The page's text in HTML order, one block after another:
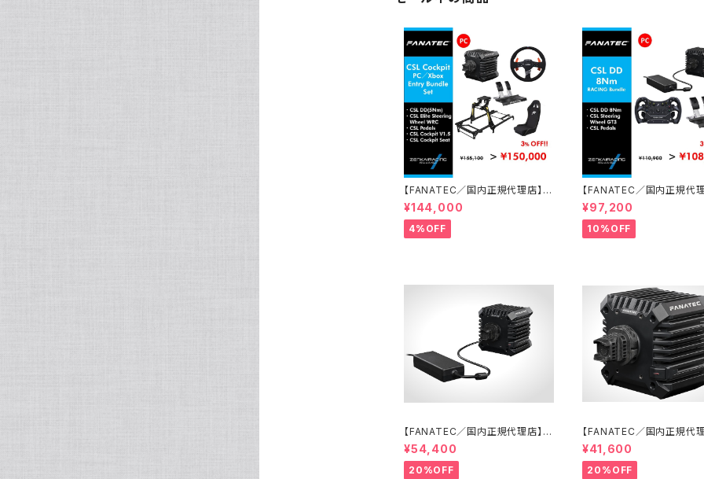
【FANATEC／国内正規代理店】C
SL Cockpit PC／Xboxエントリ
ーバンドルセット
¥144,000
4%OFF
【FANATEC／国内正規代
SL DD 8 Nmオリジナルレ
グバンドルセット
¥97,200
10%OFF
【FANATEC／国内正規代理店】C
SL DD QR2 (8Nmダイレクトドラ
イブモーターベース)
¥54,400
20%OFF
【FANATEC／国内正規代
SL DD QR2 (5 Nmダイレク
ライブモーターベース)
¥41,600
20%OFF